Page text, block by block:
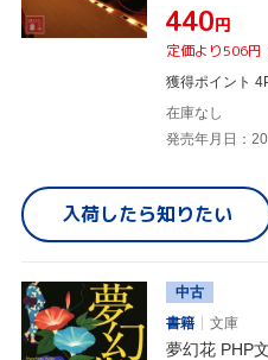
¥440円
定価より506円
獲得ポイント
在庫なし
発売年月日：
入荷したら知りたい
中古
書籍
文庫
夢幻花 PHP